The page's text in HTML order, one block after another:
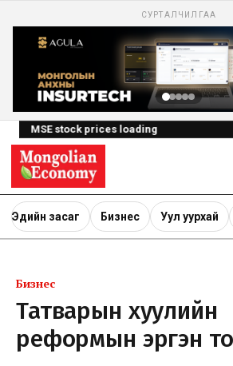
СУРТАЛЧИЛГАА
MSE stock prices loading
Эдийн засаг Бизнес Уул уурхай
Бизнес
Татварын хуулийн
реформын эргэн